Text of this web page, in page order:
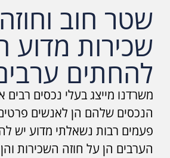
שטר חוב וחוזה
שכירות מדוע
להחתים
משרדנו מייצג בעלי נכסים
הנכסים שלהם הן לאנשים
פעמים רבות נשאלתי מדוע יש
הערבים הן על חוזה השכירות